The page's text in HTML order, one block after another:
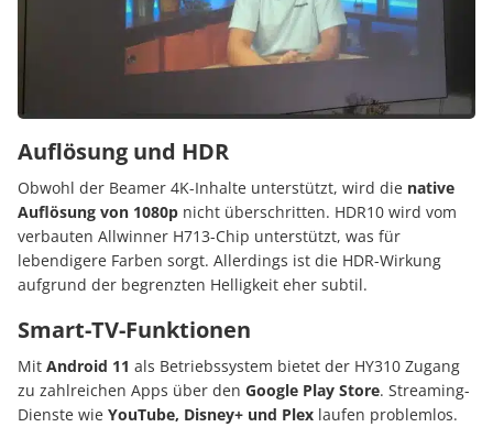
Auflösung und HDR
Obwohl der Beamer 4K-Inhalte unterstützt, wird die native
Auflösung von 1080p nicht überschritten. HDR10 wird vom
verbauten Allwinner H713-Chip unterstützt, was für
lebendigere Farben sorgt. Allerdings ist die HDR-Wirkung
aufgrund der begrenzten Helligkeit eher subtil.
Smart-TV-Funktionen
Mit Android 11 als Betriebssystem bietet der HY310 Zugang
zu zahlreichen Apps über den Google Play Store. Streaming-
Dienste wie YouTube, Disney+ und Plex laufen problemlos.